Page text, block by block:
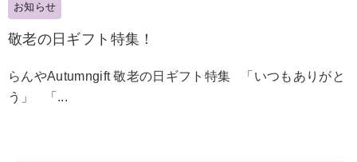
お知らせ
敬老の日ギフト特集！
らんやAutumngift 敬老の日ギフト特集 「いつもありがと
う」 「...